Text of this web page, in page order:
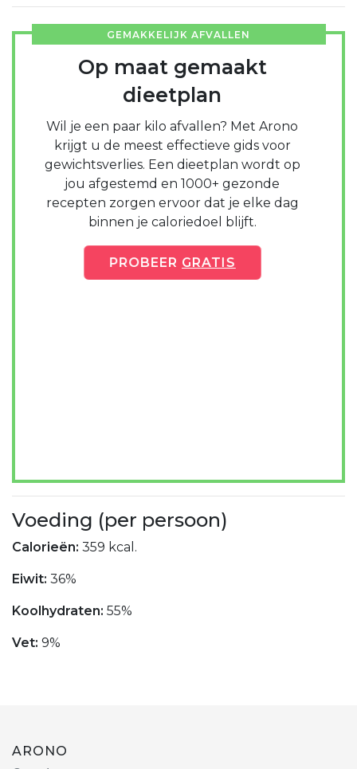
GEMAKKELIJK AFVALLEN
Op maat gemaakt
dieetplan
Wil je een paar kilo afvallen? Met Arono
krijgt u de meest effectieve gids voor
gewichtsverlies. Een dieetplan wordt op
jou afgestemd en 1000+ gezonde
recepten zorgen ervoor dat je elke dag
binnen je caloriedoel blijft.
PROBEER GRATIS
Voeding (per persoon)
Calorieën: 359 kcal.
Eiwit: 36%
Koolhydraten: 55%
Vet: 9%
ARONO